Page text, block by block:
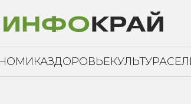
ЗДОРОВЬЕКУЛЬТУРА